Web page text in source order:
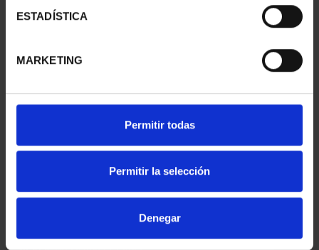
ESTADÍSTICA
MARKETING
Permitir todas
Permitir la selección
Denegar
HABSBURG
€3,185.00
"10 PESETA"